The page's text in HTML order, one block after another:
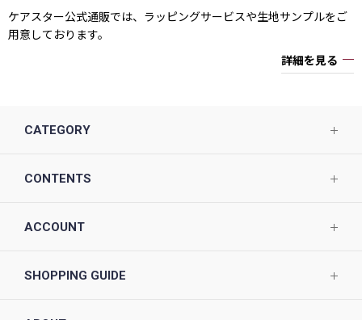
ケアスター公式通販では、ラッピングサービスや生地サンプルをご
用意しております。
詳細を見る
CATEGORY
CONTENTS
ACCOUNT
SHOPPING GUIDE